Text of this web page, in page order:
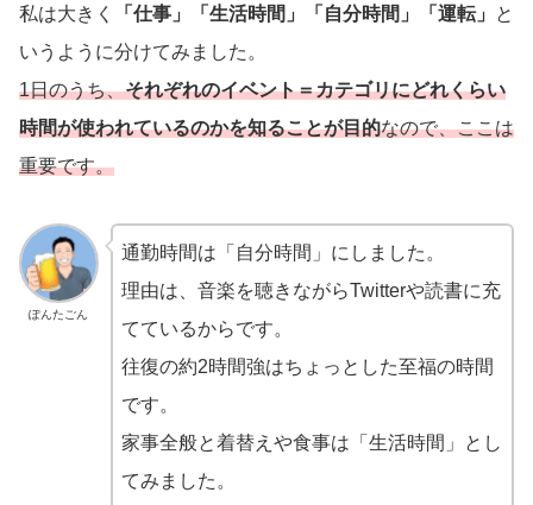
私は大きく 「仕事」「生活時間」「自分時間」「運転」
と
いうように分けてみました。
1日のうち、それぞれのイベント＝カテゴリにどれくらい
時間が使われているのかを知ることが目的なので、ここは
重要です。
ぽんたごん
通勤時間は「自分時間」にしました。
理由は、音楽を聴きながらTwitterや読書に充
てているからです。
往復の約2時間強はちょっとした至福の時間
です。
家事全般と着替えや食事は「生活時間」とし
てみました。